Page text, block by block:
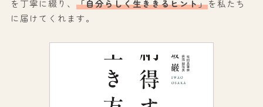
を丁寧に綴り、 「自分らしく生ききるヒント」を私たち
に届けてくれます。